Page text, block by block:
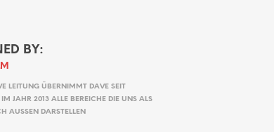
BY:
LEITUNG ÜBERNIMMT DAVE SEIT
JAHR 2013 ALLE BEREICHE DIE UNS ALS
AUSSEN DARSTELLEN